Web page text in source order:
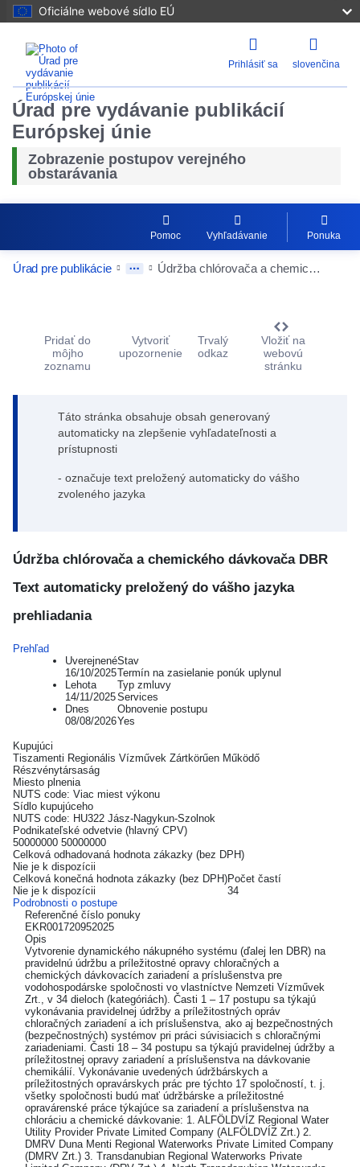
Oficiálne webové sídlo EÚ
Prihlásiť sa slovenčina
Úrad pre vydávanie publikácií
Európskej únie
Zobrazenie postupov verejného
obstarávania
Pomoc Vyhľadávanie Ponuka
Úrad pre publikácie Údržba chlórovača a chemického dávkovača DBR
Pridať do
môjho
zoznamu
Vytvoriť
upozornenie
Trvalý
odkaz
Vložiť na
webovú
stránku
Táto stránka obsahuje obsah generovaný
automaticky na zlepšenie vyhľadateľnosti a
prístupnosti
- označuje text preložený automaticky do vášho
zvoleného jazyka
Údržba chlórovača a chemického dávkovača DBR
Text automaticky preložený do vášho jazyka
prehliadania
Prehľad
Uverejnené
16/10/2025
Lehota
14/11/2025
Dnes
08/08/2026
Stav
Termín na zasielanie ponúk uplynul
Typ zmluvy
Services
Obnovenie postupu
Yes
Kupujúci
Tiszamenti Regionális Vízművek Zártkörűen Működő
Részvénytársaság
Miesto plnenia
NUTS code: Viac miest výkonu
Sídlo kupujúceho
NUTS code: HU322 Jász-Nagykun-Szolnok
Podnikateľské odvetvie (hlavný CPV)
50000000 50000000
Celková odhadovaná hodnota zákazky (bez DPH)
Nie je k dispozícii
Celková konečná hodnota zákazky (bez DPH)
Nie je k dispozícii
Počet častí
34
Podrobnosti o postupe
Referenčné číslo ponuky
EKR001720952025
Opis
Vytvorenie dynamického nákupného systému (ďalej len DBR) na
pravidelnú údržbu a príležitostné opravy chloračných a
chemických dávkovacích zariadení a príslušenstva pre
vodohospodárske spoločnosti vo vlastníctve Nemzeti Vízművek
Zrt., v 34 dieloch (kategóriách). Časti 1 – 17 postupu sa týkajú
vykonávania pravidelnej údržby a príležitostných opráv
chloračných zariadení a ich príslušenstva, ako aj bezpečnostných
(bezpečnostných) systémov pri práci súvisiacich s chloračnými
zariadeniami. Časti 18 – 34 postupu sa týkajú pravidelnej údržby a
príležitostnej opravy zariadení a príslušenstva na dávkovanie
chemikálií. Vykonávanie uvedených údržbárskych a
príležitostných opravárskych prác pre týchto 17 spoločností, t. j.
všetky spoločnosti budú mať údržbárske a príležitostné
opravárenské práce týkajúce sa zariadení a príslušenstva na
chloráciu a chemické dávkovanie: 1. ALFÖLDVÍZ Regional Water
Utility Provider Private Limited Company (ALFÖLDVÍZ Zrt.) 2.
DMRV Duna Menti Regional Waterworks Private Limited Company
(DMRV Zrt.) 3. Transdanubian Regional Waterworks Private